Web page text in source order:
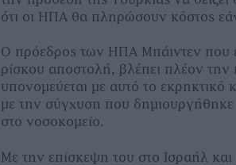
ότι οι ΗΠΑ θα πληρώσουν κόστος
Ο πρόεδρος των ΗΠΑ Μπάιντεν που
ρίσκου αποστολή, βλέπει πλέον την
υπονομεύεται με αυτό το εκρηκτικό
με την σύγχυση που δημιουργήθηκε
στο νοσοκομείο.
Με την επίσκεψη του στο Ισραήλ